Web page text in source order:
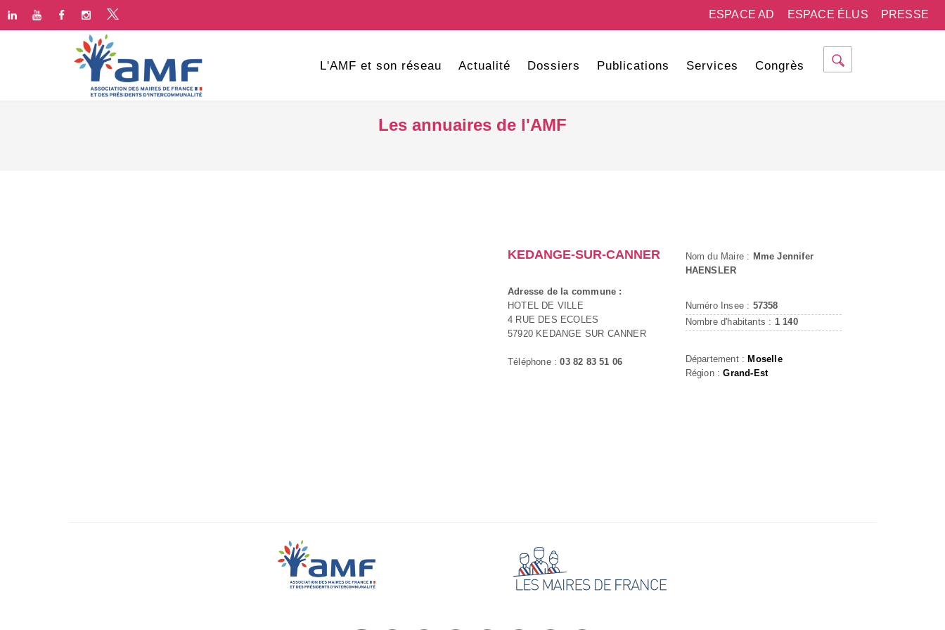
PRESSE
ESPACE ÉLUS
ESPACE AD
L'AMF et son réseau Actualité Dossiers Publications Services Congrès
Les annuaires de l'AMF
KEDANGE-SUR-CANNER
Adresse de la commune :
HOTEL DE VILLE
4 RUE DES ECOLES
57920 KEDANGE SUR CANNER
Téléphone :03 82 83 51 06
Nom du Maire : Mme Jennifer
HAENSLER
Numéro Insee : 57358
Nombre d'habitants : 1 140
Département : Moselle
Région :Grand-Est